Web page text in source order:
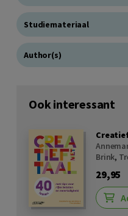
Studiemateriaal
Author(s)
Ook interessant
Brink,
29,95